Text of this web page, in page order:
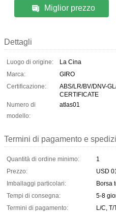
Miglior prezzo
Dettagli
Luogo di origine:
La Cina
Marca:
GIRO
Certificazione:
ABS/LR/BV/DNV-
CERTIFICATE
Numero di
modello:
atlas01
Termini di pagamento e
Quantità di ordine minimo:
1
Prezzo:
USD
Imballaggi particolari:
Borsa
Tempi di consegna:
5-8
Termini di pagamento:
L/C,